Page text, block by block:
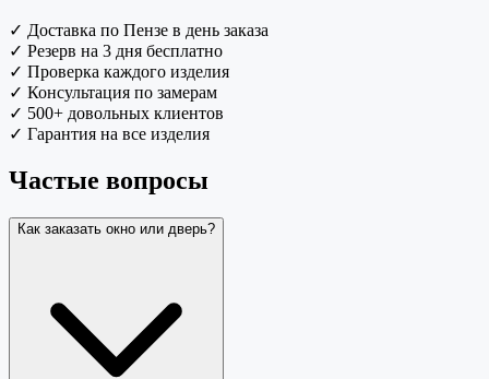
✓ Доставка по Пензе в день заказа
✓ Резерв на 3 дня бесплатно
✓ Проверка каждого изделия
✓ Консультация по замерам
✓ 500+ довольных клиентов
✓ Гарантия на все изделия
Частые вопросы
Как заказать окно или дверь?